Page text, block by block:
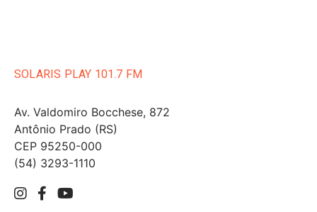
SOLARIS PLAY 101.7 FM
Av. Valdomiro Bocchese, 872
Antônio Prado (RS)
CEP 95250-000
(54) 3293-1110